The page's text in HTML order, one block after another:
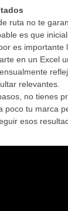
ruta no te
es que
es importante
en un Excel
relevantes.
no tienes
poco tu marca
esos